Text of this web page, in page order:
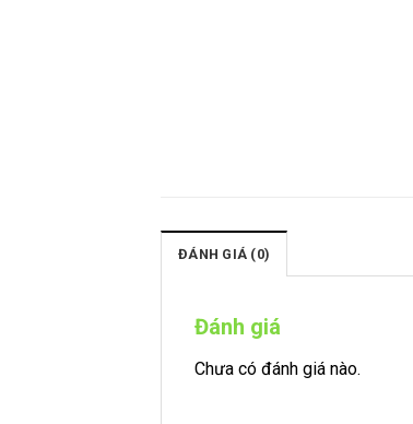
ĐÁNH GIÁ (0)
Đánh giá
Chưa có đánh giá nào.